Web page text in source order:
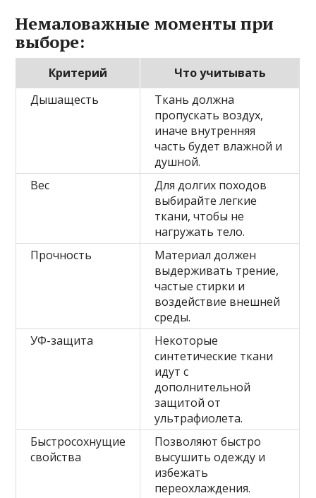
Немаловажные моменты при
выборе:
Критерий
Что учитывать
Дышащесть
Ткань должна
пропускать воздух,
иначе внутренняя
часть будет влажной и
душной.
Вес
Для долгих походов
выбирайте легкие
ткани, чтобы не
нагружать тело.
Прочность
Материал должен
выдерживать трение,
частые стирки и
воздействие внешней
среды.
УФ-защита
Некоторые
синтетические ткани
идут с
дополнительной
защитой от
ультрафиолета.
Быстросохнущие
свойства
Позволяют быстро
высушить одежду и
избежать
переохлаждения.